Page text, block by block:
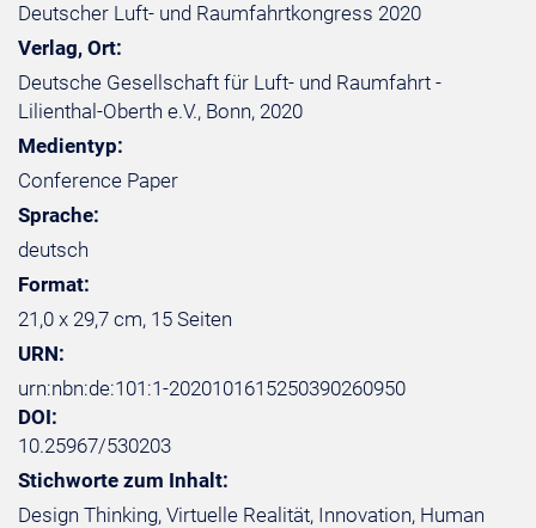
Deutscher Luft- und Raumfahrtkongress 2020
Verlag, Ort:
Deutsche Gesellschaft für Luft- und Raumfahrt -
Lilienthal-Oberth e.V., Bonn, 2020
Medientyp:
Conference Paper
Sprache:
deutsch
Format:
21,0 x 29,7 cm, 15 Seiten
URN:
urn:nbn:de:101:1-2020101615250390260950
DOI:
10.25967/530203
Stichworte zum Inhalt:
Design Thinking, Virtuelle Realität, Innovation, Human